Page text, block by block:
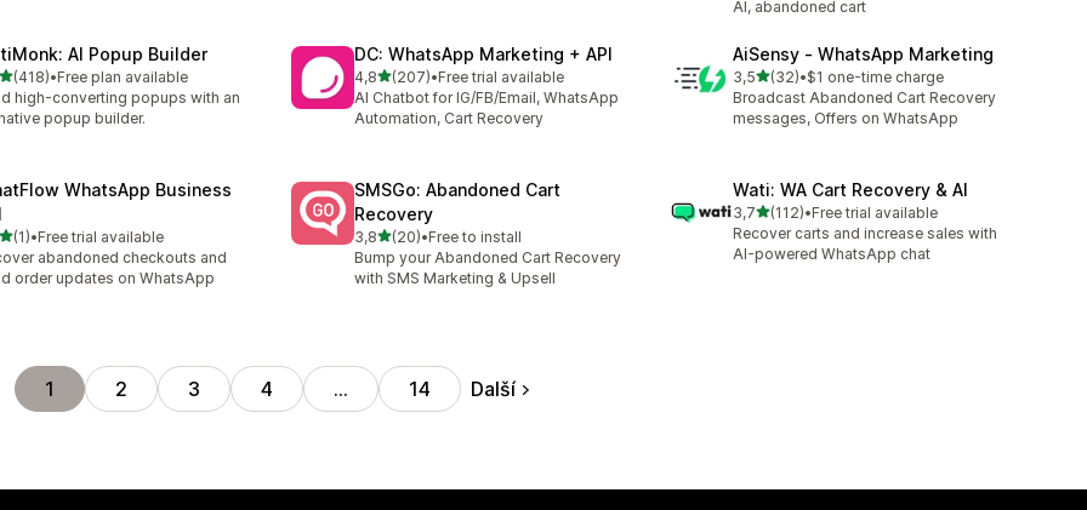
AI, abandoned cart
AI Popup Builder
z 5 hvězd
(418)počet recenzí: 418
•Free plan available
high-converting popups with an
popup builder.
DC: WhatsApp Marketing + API
4,8z 5 hvězd
(207)
Celkový počet recenzí: 207
•Free trial available
AI Chatbot for IG/FB/Email, WhatsApp
Automation, Cart Recovery
AiSensy ‑ WhatsApp Marketing
3,5z 5 hvězd
(32)
Celkový počet recenzí: 32
•$1 one-time charge
Broadcast Abandoned Cart Recovery
messages, Offers on WhatsApp
WhatsApp Business
z 5 hvězd
(1) počet recenzí: 1
•Free trial available
abandoned checkouts and
order updates on WhatsApp
SMSGo: Abandoned Cart
Recovery
3,8z 5 hvězd
(20)
Celkový počet recenzí: 20
•Free to install
Bump your Abandoned Cart Recovery
with SMS Marketing & Upsell
Wati: WA Cart Recovery & AI
3,7z 5 hvězd
(112)
Celkový počet recenzí: 112
•Free trial available
Recover carts and increase sales with
AI-powered WhatsApp chat
1 2 3 4 … 14 Další